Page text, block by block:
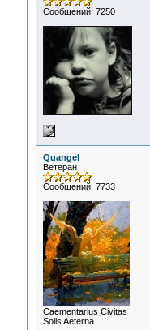
Сообщений: 7250
Quangel
Ветеран
Сообщений: 7733
Сaementarius Civitas
Solis Aeterna